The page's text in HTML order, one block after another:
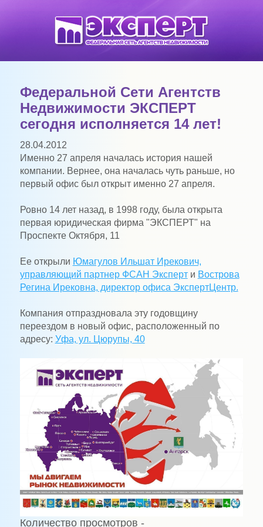
Федеральной Сети Агентств
Недвижимости ЭКСПЕРТ
сегодня исполняется 14 лет!
28.04.2012
Именно 27 апреля началась история нашей
компании. Вернее, она началась чуть раньше, но
первый офис был открыт именно 27 апреля.
Ровно 14 лет назад, в 1998 году, была открыта
первая юридическая фирма "ЭКСПЕРТ" на
Проспекте Октября, 11
Ее открыли Юмагулов Ильшат Ирекович,
управляющий партнер ФСАН Эксперти Вострова
Регина Ирековна, директор офиса ЭкспертЦентр.
Компания отпраздновала эту годовщину
переездом в новый офис, расположенный по
адресу: Уфа, ул. Цюрупы, 40
Количество просмотров -